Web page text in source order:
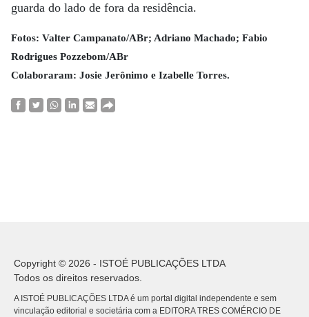
guarda do lado de fora da residência.
Fotos: Valter Campanato/ABr; Adriano Machado; Fabio
Rodrigues Pozzebom/ABr
Colaboraram: Josie Jerônimo e Izabelle Torres.
Copyright © 2026 - ISTOÉ PUBLICAÇÕES LTDA
Todos os direitos reservados.
A ISTOÉ PUBLICAÇÕES LTDA é um portal digital independente e sem
vinculação editorial e societária com a EDITORA TRES COMÉRCIO DE